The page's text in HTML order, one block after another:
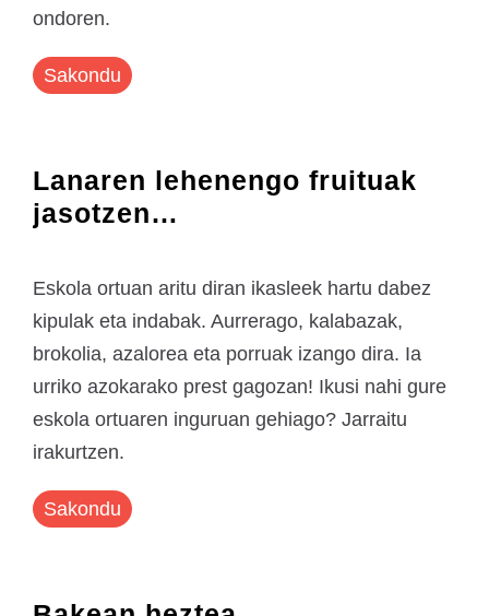
ondoren.
Sakondu
Lanaren lehenengo fruituak
jasotzen…
Eskola ortuan aritu diran ikasleek hartu dabez
kipulak eta indabak. Aurrerago, kalabazak,
brokolia, azalorea eta porruak izango dira. Ia
urriko azokarako prest gagozan! Ikusi nahi gure
eskola ortuaren inguruan gehiago? Jarraitu
irakurtzen.
Sakondu